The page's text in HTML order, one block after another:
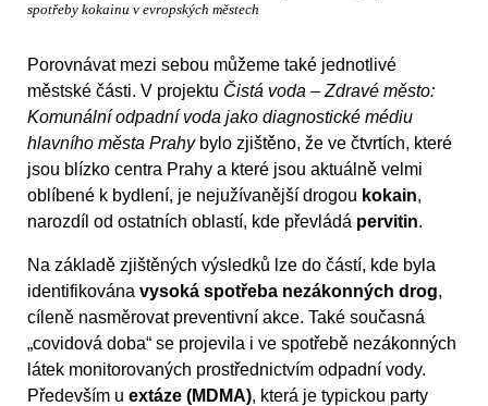
spotřeby kokainu v evropských městech
Porovnávat mezi sebou můžeme také jednotlivé
městské části. V projektu Čistá voda – Zdravé město:
Komunální odpadní voda jako diagnostické médiu
hlavního města Prahybylo zjištěno, že ve čtvrtích, které
jsou blízko centra Prahy a které jsou aktuálně velmi
oblíbené k bydlení, je nejužívanější drogou kokain,
narozdíl od ostatních oblastí, kde převládá pervitin.
Na základě zjištěných výsledků lze do částí, kde byla
identifikována vysoká spotřeba nezákonných drog,
cíleně nasměrovat preventivní akce. Také současná
„covidová doba“ se projevila i ve spotřebě nezákonných
látek monitorovaných prostřednictvím odpadní vody.
Především u extáze (MDMA), která je typickou party